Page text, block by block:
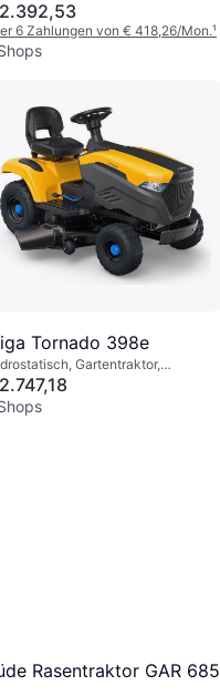
6 Zahlungen von € 418,26/Mon.¹
Tornado 398e
Gartentraktor,
Mulchgerät
Rasentraktor GAR 685